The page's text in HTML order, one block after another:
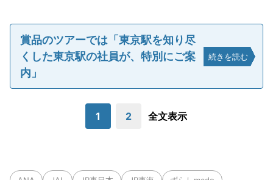
賞品のツアーでは「東京駅を知り尽
くした東京駅の社員が、特別にご案
内」
続きを読む
1 2 全文表示